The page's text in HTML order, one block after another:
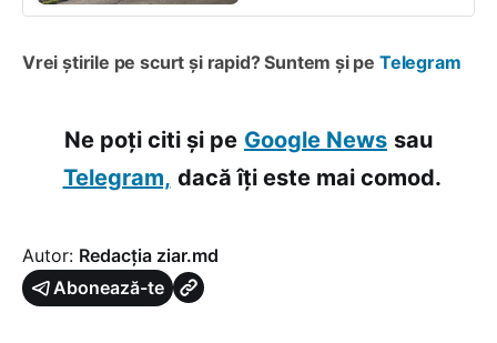
Vrei știrile pe scurt și rapid? Suntem și pe Telegram
Ne poți citi și pe Google News sau
Telegram, dacă îți este mai comod.
Autor: Redacția ziar.md
Abonează-te